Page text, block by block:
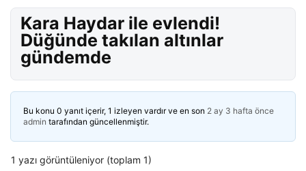
Kara Haydar ile evlendi!
Düğünde takılan altınlar
gündemde
Bu konu 0 yanıt içerir, 1 izleyen vardır ve en son 2 ay 3 hafta önce
admin tarafından güncellenmiştir.
1 yazı görüntüleniyor (toplam 1)